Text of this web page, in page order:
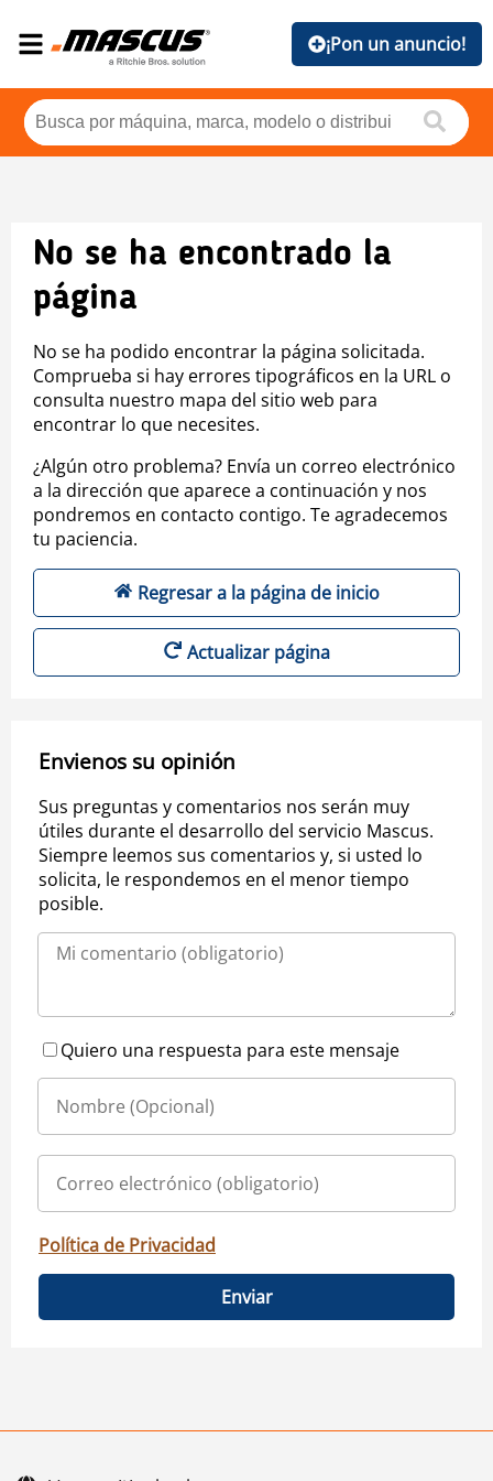
¡Pon un anuncio!
No se ha encontrado la
página
No se ha podido encontrar la página solicitada.
Comprueba si hay errores tipográficos en la URL o
consulta nuestro mapa del sitio web para
encontrar lo que necesites.
¿Algún otro problema? Envía un correo electrónico
a la dirección que aparece a continuación y nos
pondremos en contacto contigo. Te agradecemos
tu paciencia.
Regresar a la página de inicio
Actualizar página
Envienos su opinión
Sus preguntas y comentarios nos serán muy
útiles durante el desarrollo del servicio Mascus.
Siempre leemos sus comentarios y, si usted lo
solicita, le respondemos en el menor tiempo
posible.
Quiero una respuesta para este mensaje
Política de Privacidad
Enviar